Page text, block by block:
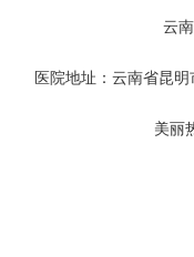
云
医院地址：云南省昆
美丽